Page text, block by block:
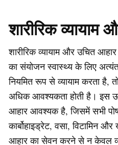
शारीरिक व्यायाम
शारीरिक व्यायाम और उचित
का संयोजन स्वास्थ्य के लिए
नियमित रूप से व्यायाम करता है,
अधिक आवश्यकता होती है। इस
आहार आवश्यक है, जिसमें सभी
कार्बोहाइड्रेट, वसा, विटामिन
आहार का सेवन करने से न केवल